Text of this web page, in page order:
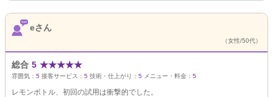
eさん
（女性/50代）
総合 5 ★★★★★
雰囲気： 5 接客サービス： 5 技術・仕上がり： 5 メニュー・料金： 5
レモンボトル、初回の試用は衝撃的でした。